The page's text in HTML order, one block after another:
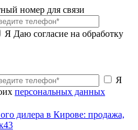
номер для связи
Я Даю согласие на обработку
Я
персональных данных